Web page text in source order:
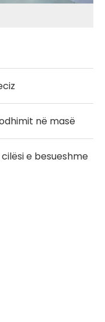
në masë
e besueshme